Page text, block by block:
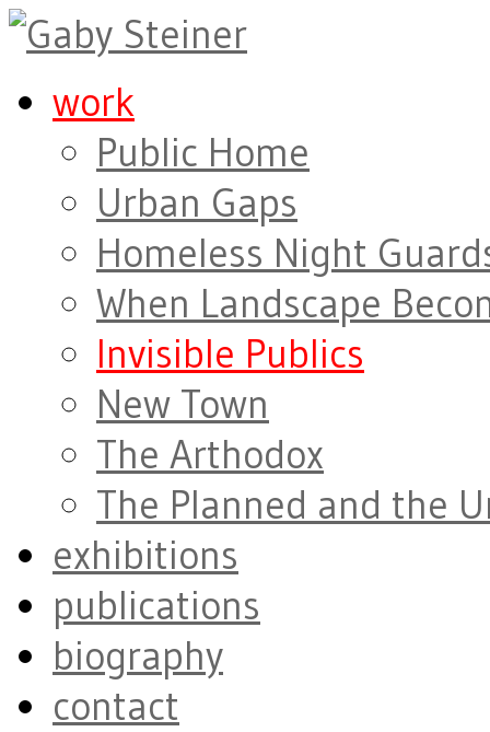
work
Public Home
Urban Gaps
Homeless Night
When Landscape
Invisible Publics
New Town
The Arthodox
The Planned and the
exhibitions
publications
biography
contact